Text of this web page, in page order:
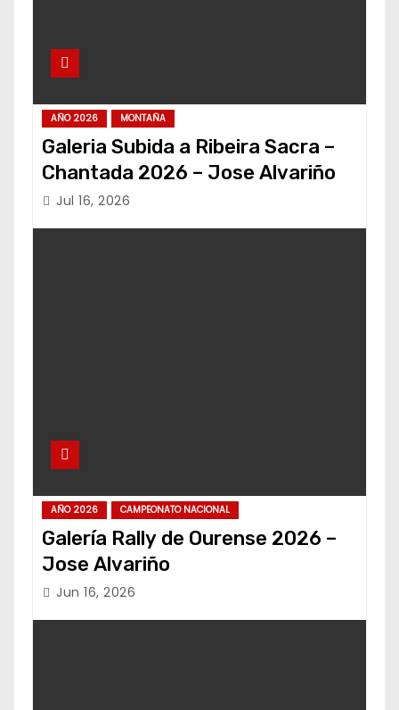
AÑO 2026 MONTAÑA
Galeria Subida a Ribeira Sacra –
Chantada 2026 – Jose Alvariño
Jul 16, 2026
AÑO 2026 CAMPEONATO NACIONAL
Galería Rally de Ourense 2026 –
Jose Alvariño
Jun 16, 2026